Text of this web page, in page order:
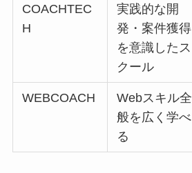
COACHTEC
H
実践的な開
発・案件獲得
を意識したス
クール
WEBCOACH
Webスキル全
般を広く学べ
る